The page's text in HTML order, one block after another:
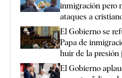
inmigración pero
ataques a
El Gobierno se
Papa de
huir de la presión
El Gobierno